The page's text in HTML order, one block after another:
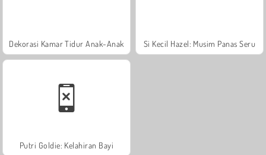
Dekorasi Kamar Tidur Anak-Anak Si Kecil Hazel: Musim Panas Seru
Putri Goldie: Kelahiran Bayi